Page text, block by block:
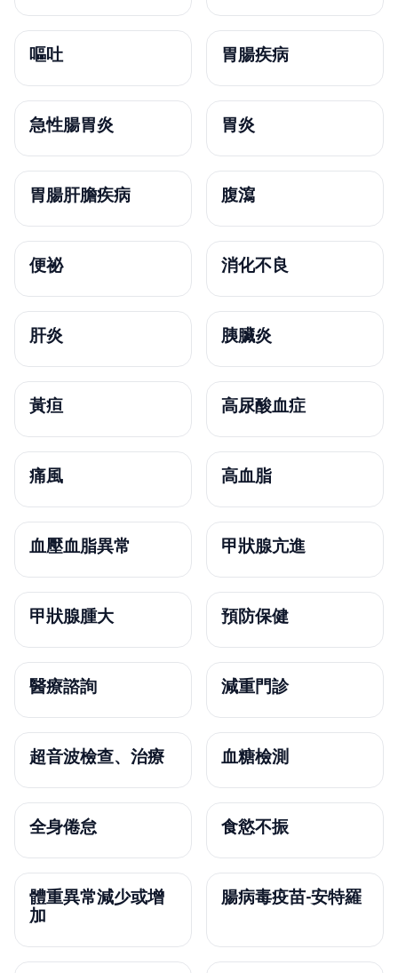
嘔吐 胃腸疾病
急性腸胃炎 胃炎
胃腸肝膽疾病 腹瀉
便祕 消化不良
肝炎 胰臟炎
黃疸 高尿酸血症
痛風 高血脂
血壓血脂異常 甲狀腺亢進
甲狀腺腫大 預防保健
醫療諮詢 減重門診
超音波檢查、治療 血糖檢測
全身倦怠 食慾不振
體重異常減少或增
加
腸病毒疫苗-安特羅